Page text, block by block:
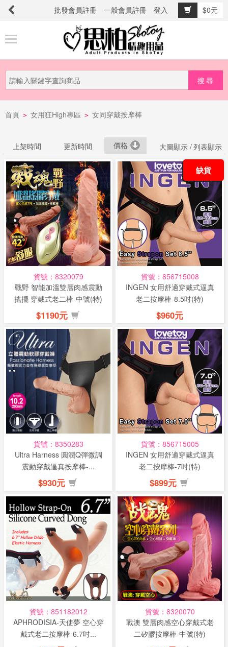
批發會員註冊 一般會員註冊 登入
$0元
品
新
品
提
防
詐
騙
電
話
或
簡
發
說
明
首頁 > 女用狂High專區 > 女同穿戴按摩棒
上架時間 更新時間 價格 大圖顯示 /列表顯示
貨號：8320079
戰野 智能加溫雙層肉感震動
搖擺 穿戴式老二棒-中號(特)
$1190元
貨號：856715008
INGEN 女用舒適穿戴式逼真
老二按摩棒-8.5吋(特)
$960元
缺貨
貨號：8350283
Ultra Harness 圓潤Q彈微調
震動穿戴逼真按摩棒-...
$930元
貨號：856715005
INGEN 女用舒適穿戴式逼真
老二按摩棒-7吋(特)
$899元
貨號：851182012
APHRODISIA-天使夢 空心穿
戴式老二按摩棒-6.7吋...
貨號：8320070
戰澳 雙層肉感空心穿戴式老
二矽膠按摩棒-中號(特)